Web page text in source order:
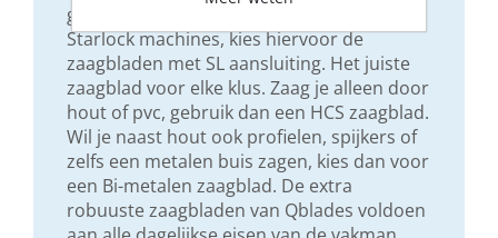
genoemd. Let op! Dit zaagblad past niet op
Starlock machines, kies hiervoor de
zaagbladen met SL aansluiting. Het juiste
zaagblad voor elke klus. Zaag je alleen door
hout of pvc, gebruik dan een HCS zaagblad.
Wil je naast hout ook profielen, spijkers of
zelfs een metalen buis zagen, kies dan voor
een Bi-metalen zaagblad. De extra
robuuste zaagbladen van Qblades voldoen